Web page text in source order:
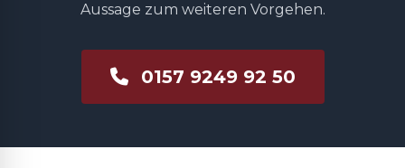
Aussage zum weiteren Vorgehen.
0157 9249 92 50